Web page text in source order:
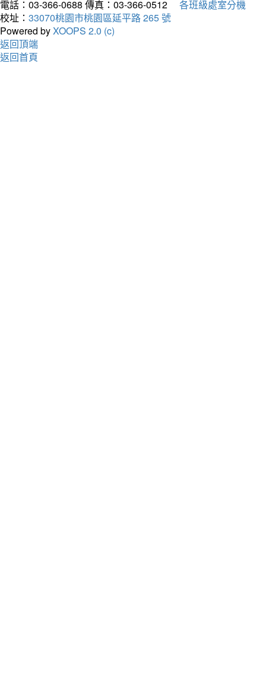
電話：03-366-0688 傳真：03-366-0512
各班級處室分機
校址： 33070桃園市桃園區延平路 265 號
Powered byXOOPS 2.0 (c)
返回頂端
返回首頁